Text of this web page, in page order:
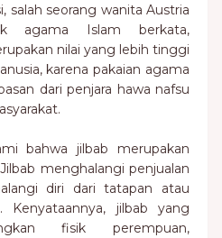
salah seorang wanita Austria
agama Islam berkata,
nilai yang lebih tinggi
karena pakaian agama
dari penjara hawa nafsu
bahwa jilbab merupakan
menghalangi penjualan
diri dari tatapan atau
Kenyataannya, jilbab yang
fisik perempuan,